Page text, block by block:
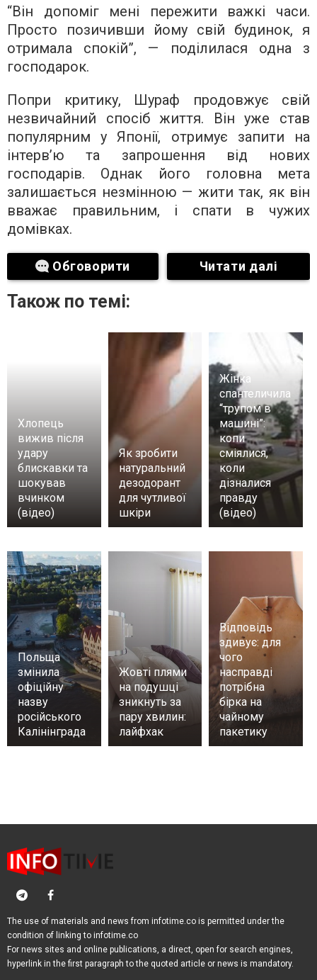
“Він допоміг мені пережити важкі часи.
Просто позичивши йому свій будинок, я
отримала спокій”, — поділилася одна з
господарок.
Попри критику, Шураф продовжує свій
незвичайний спосіб життя. Він уже став
популярним у Японії, отримує запити на
інтерв’ю та запрошення від нових
господарів. Однак його головна мета
залишається незмінною — жити так, як він
вважає правильним, і спати в чужих
домівках.
Обговорити Читати далі
Також по темі:
Хлопець
вижив після
удару
блискавки та
шокував
вчинком
(відео)
Як зробити
натуральний
дезодорант
для чутливої
шкіри
Жінка
спантеличила
“трупом в
машині”:
копи
сміялися,
коли
дізналися
правду
(відео)
Польща
змінила
офіційну
назву
російського
Калінінграда
Жовті плями
на подушці
зникнуть за
пару хвилин:
лайфхак
Відповідь
здивує: для
чого
насправді
потрібна
бірка на
чайному
пакетику
The use of materials and news from infotime.co is permitted under the
condition of linking to infotime.co
For news sites and online publications, a direct, open for search engines,
hyperlink in the first paragraph to the quoted article or news is mandatory.